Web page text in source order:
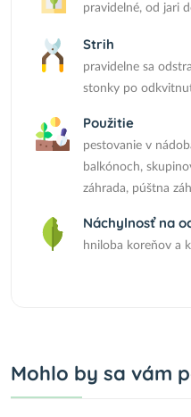
pravidelné, od jari
Strih
pravidelne sa
stonky po
Použitie
pestovanie v
balkónoch,
záhrada, púštna
Náchylnosť na
hniloba koreňov a
Mohlo by sa vám